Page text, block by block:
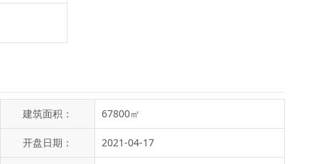
建筑面积： 67800㎡
开盘日期： 2021-04-17